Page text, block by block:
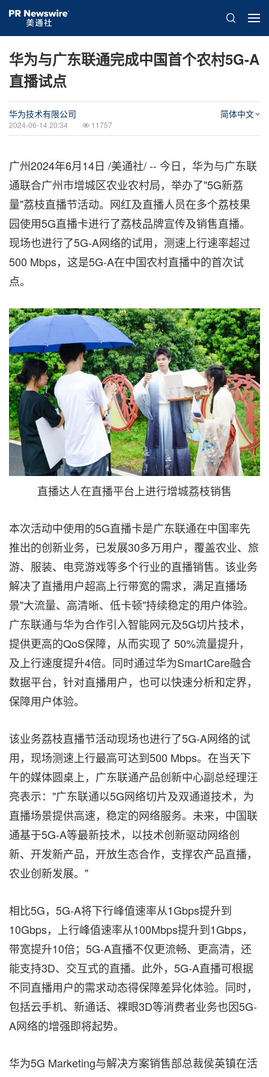
华为与广东联通完成中国首个农村5G-A
直播试点
华为技术有限公司
2024-06-14 20:34 11757
简体中文
广州2024年6月14日 /美通社/ -- 今日，华为与广东联
通联合广州市增城区农业农村局，举办了"5G新荔
量"荔枝直播节活动。网红及直播人员在多个荔枝果
园使用5G直播卡进行了荔枝品牌宣传及销售直播。
现场也进行了5G-A网络的试用，测速上行速率超过
500 Mbps，这是5G-A在中国农村直播中的首次试
点。
直播达人在直播平台上进行增城荔枝销售
本次活动中使用的5G直播卡是广东联通在中国率先
推出的创新业务，已发展30多万用户，覆盖农业、旅
游、服装、电竞游戏等多个行业的直播销售。该业务
解决了直播用户超高上行带宽的需求，满足直播场
景"大流量、高清晰、低卡顿"持续稳定的用户体验。
广东联通与华为合作引入智能网元及5G切片技术，
提供更高的QoS保障，从而实现了 50%流量提升，
及上行速度提升4倍。同时通过华为SmartCare融合
数据平台，针对直播用户，也可以快速分析和定界，
保障用户体验。
该业务荔枝直播节活动现场也进行了5G-A网络的试
用，现场测速上行最高可达到500 Mbps。在当天下
午的媒体圆桌上，广东联通产品创新中心副总经理汪
亮表示："广东联通以5G网络切片及双通道技术，为
直播场景提供高速，稳定的网络服务。未来，中国联
通基于5G-A等最新技术，以技术创新驱动网络创
新、开发新产品，开放生态合作，支撑农产品直播，
农业创新发展。"
相比5G，5G-A将下行峰值速率从1Gbps提升到
10Gbps，上行峰值速率从100Mbps提升到1Gbps，
带宽提升10倍；5G-A直播不仅更流畅、更高清，还
能支持3D、交互式的直播。此外，5G-A直播可根据
不同直播用户的需求动态得保障差异化体验。同时，
包括云手机、新通话、裸眼3D等消费者业务也因5G-
A网络的增强即将起势。
华为5G Marketing与解决方案销售部总裁侯英镇在活